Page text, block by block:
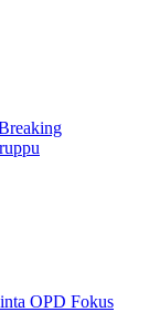
OPD Fokus